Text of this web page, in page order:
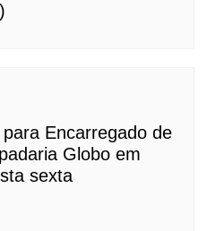
Encarregado de
Globo em
sexta